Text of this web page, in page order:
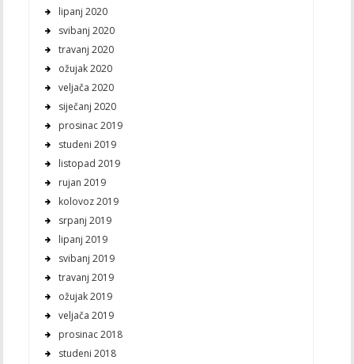
lipanj 2020
svibanj 2020
travanj 2020
ožujak 2020
veljača 2020
siječanj 2020
prosinac 2019
studeni 2019
listopad 2019
rujan 2019
kolovoz 2019
srpanj 2019
lipanj 2019
svibanj 2019
travanj 2019
ožujak 2019
veljača 2019
prosinac 2018
studeni 2018